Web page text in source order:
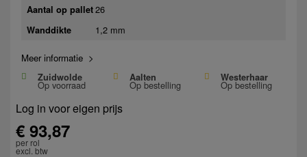
Aantal op pallet26
Wanddikte 1,2 mm
Meer informatie >
Zuidwolde
Op voorraad
Aalten
Op bestelling
Westerhaar
Op bestelling
Log in voor eigen prijs
€ 93,87
per rol
excl. btw